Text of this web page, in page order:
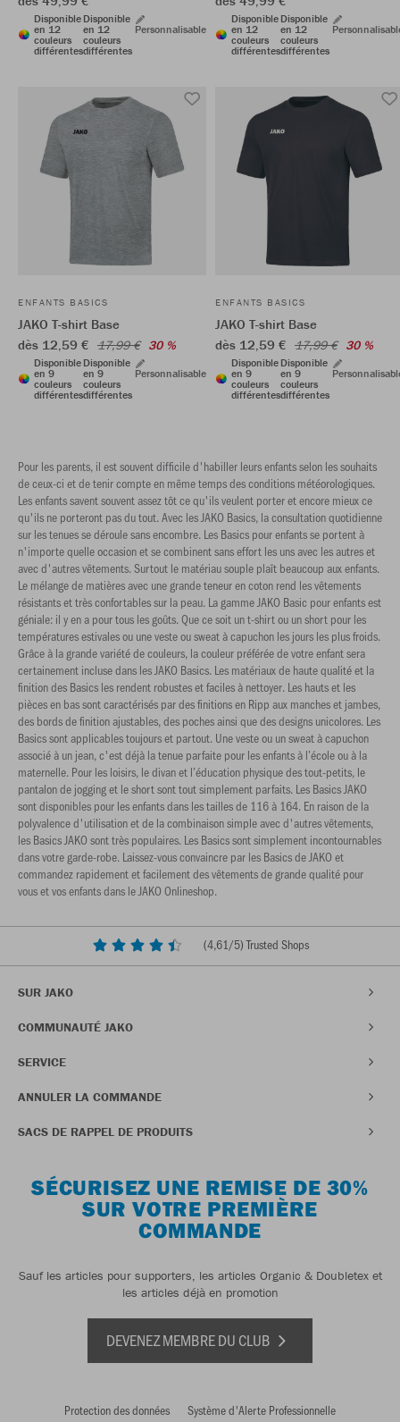
Disponible
en 12
couleurs
différentes
Disponible
en 12
couleurs
différentes
Personnalisable
Disponible
en 12
couleurs
différentes
Disponible
en 12
couleurs
différentes
ENFANTS BASICS
JAKO T-shirt Base
dès 12,59 € 17,99 € 30 %
Disponible
en 9
couleurs
différentes
Disponible
en 9
couleurs
différentes
Personnalisable
ENFANTS BASICS
JAKO T-shirt Base
dès 12,59 € 17,99 € 30 %
Disponible
en 9
couleurs
différentes
Disponible
en 9
couleurs
différentes
Pour les parents, il est souvent difficile d'habiller leurs enfants selon les souhaits
de ceux-ci et de tenir compte en même temps des conditions météorologiques.
Les enfants savent souvent assez tôt ce qu'ils veulent porter et encore mieux ce
qu'ils ne porteront pas du tout. Avec les JAKO Basics, la consultation quotidienne
sur les tenues se déroule sans encombre. Les Basics pour enfants se portent à
n'importe quelle occasion et se combinent sans effort les uns avec les autres et
avec d'autres vêtements. Surtout le matériau souple plaît beaucoup aux enfants.
Le mélange de matières avec une grande teneur en coton rend les vêtements
résistants et très confortables sur la peau. La gamme JAKO Basic pour enfants est
géniale: il y en a pour tous les goûts. Que ce soit un t-shirt ou un short pour les
températures estivales ou une veste ou sweat à capuchon les jours les plus froids.
Grâce à la grande variété de couleurs, la couleur préférée de votre enfant sera
certainement incluse dans les JAKO Basics. Les matériaux de haute qualité et la
finition des Basics les rendent robustes et faciles à nettoyer. Les hauts et les
pièces en bas sont caractérisés par des finitions en Ripp aux manches et jambes,
des bords de finition ajustables, des poches ainsi que des designs unicolores. Les
Basics sont applicables toujours et partout. Une veste ou un sweat à capuchon
associé à un jean, c'est déjà la tenue parfaite pour les enfants à l’école ou à la
maternelle. Pour les loisirs, le divan et l’éducation physique des tout-petits, le
pantalon de jogging et le short sont tout simplement parfaits. Les Basics JAKO
sont disponibles pour les enfants dans les tailles de 116 à 164. En raison de la
polyvalence d'utilisation et de la combinaison simple avec d'autres vêtements,
les Basics JAKO sont très populaires. Les Basics sont simplement incontournables
dans votre garde-robe. Laissez-vous convaincre par les Basics de JAKO et
commandez rapidement et facilement des vêtements de grande qualité pour
vous et vos enfants dans le JAKO Onlineshop.
(4,61/5) Trusted Shops
SUR JAKO
COMMUNAUTÉ JAKO
SERVICE
ANNULER LA COMMANDE
SACS DE RAPPEL DE PRODUITS
SÉCURISEZ UNE REMISE DE 30%
SUR VOTRE PREMIÈRE
COMMANDE
Sauf les articles pour supporters, les articles Organic & Doubletex et
les articles déjà en promotion
DEVENEZ MEMBRE DU CLUB
Protection des données Système d'Alerte Professionnelle